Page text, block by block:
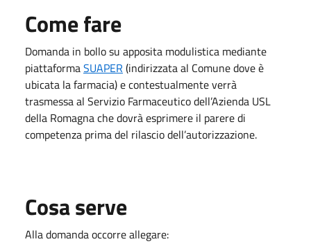
Come fare
Domanda in bollo su apposita modulistica mediante
piattaformaSUAPER (indirizzata al Comune dove è
ubicata la farmacia) e contestualmente verrà
trasmessa al Servizio Farmaceutico dell’Azienda USL
della Romagna che dovrà esprimere il parere di
competenza prima del rilascio dell’autorizzazione.
Cosa serve
Alla domanda occorre allegare: